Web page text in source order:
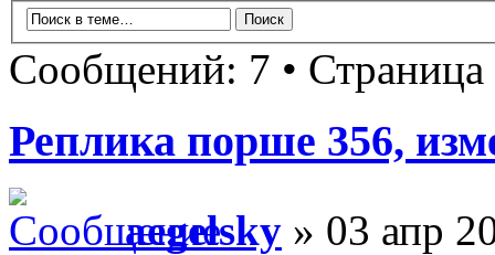
Сообщений: 7 • Страница
Реплика порше 356,
aegelsky » 03 апр